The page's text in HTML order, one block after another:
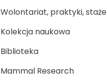
Wolontariat, praktyki, staże
Kolekcja naukowa
Biblioteka
Mammal Research